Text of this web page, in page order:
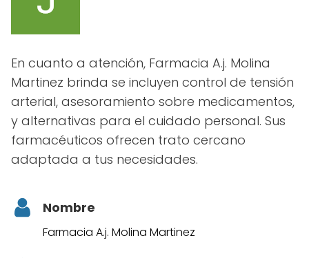
En cuanto a atención, Farmacia A.j. Molina
Martinez brinda se incluyen control de tensión
arterial, asesoramiento sobre medicamentos,
y alternativas para el cuidado personal. Sus
farmacéuticos ofrecen trato cercano
adaptada a tus necesidades.
Nombre
Farmacia A.j. Molina Martinez